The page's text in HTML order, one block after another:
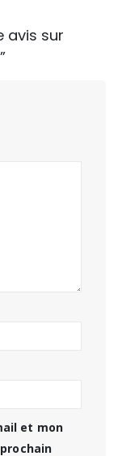
avis sur
et mon